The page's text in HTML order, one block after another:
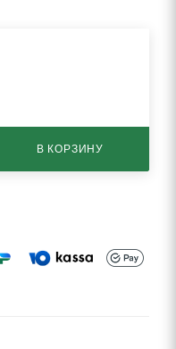
В КОРЗИНУ